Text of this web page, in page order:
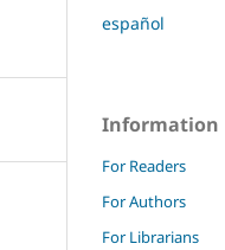
español
Information
For Readers
For Authors
For Librarians